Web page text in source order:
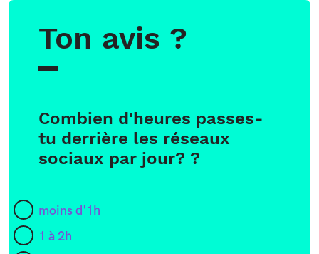
Ton avis ?
Combien d'heures passes-
tu derrière les réseaux
sociaux par jour? ?
moins d'1h
1 à 2h